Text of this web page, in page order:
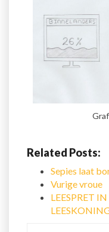
Related Posts:
Sepies laat
Vurige vroue
LEESPRET